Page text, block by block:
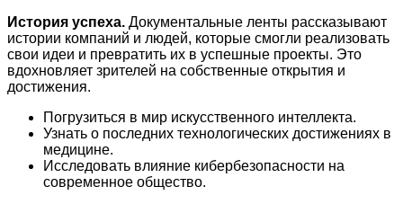
История успеха. Документальные ленты рассказывают
истории компаний и людей, которые смогли реализовать
свои идеи и превратить их в успешные проекты. Это
вдохновляет зрителей на собственные открытия и
достижения.
Погрузиться в мир искусственного интеллекта.
Узнать о последних технологических достижениях в
медицине.
Исследовать влияние кибербезопасности на
современное общество.